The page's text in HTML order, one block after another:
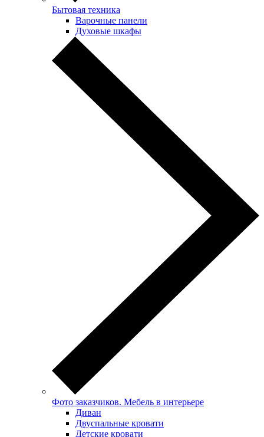
Бытовая техника
Варочные панели
Духовые шкафы
Фото заказчиков. Мебель в интерьере
Диван
Двуспальные кровати
Детские кровати